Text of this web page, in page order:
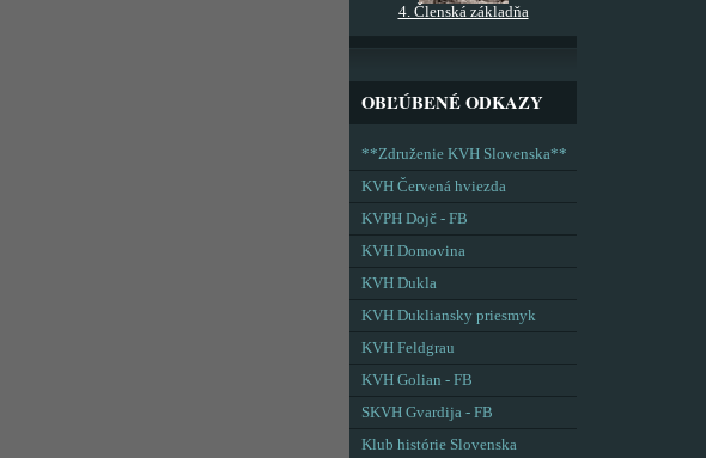
4. Členská základňa
OBĽÚBENÉ ODKAZY
**Združenie KVH Slovenska**
KVH Červená hviezda
KVPH Dojč - FB
KVH Domovina
KVH Dukla
KVH Dukliansky priesmyk
KVH Feldgrau
KVH Golian - FB
SKVH Gvardija - FB
Klub histórie Slovenska